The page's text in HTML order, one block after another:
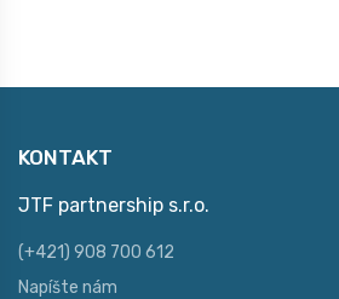
KONTAKT
JTF partnership s.r.o.
(+421) 908 700 612
Napíšte nám